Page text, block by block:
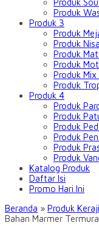
Produk
Produk
Produk 3
Produk
Produk
Produk
Produk
Produk Mix
Produk
Produk 4
Produk
Produk
Produk
Produk
Produk
Produk
Katalog Produk
Daftar Isi
Promo Hari Ini
Beranda » Produk
Bahan Marmer